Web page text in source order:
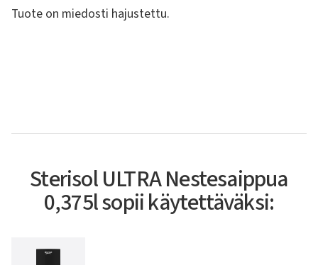
Tuote on miedosti hajustettu.
Sterisol ULTRA Nestesaippua
0,375l sopii käytettäväksi: